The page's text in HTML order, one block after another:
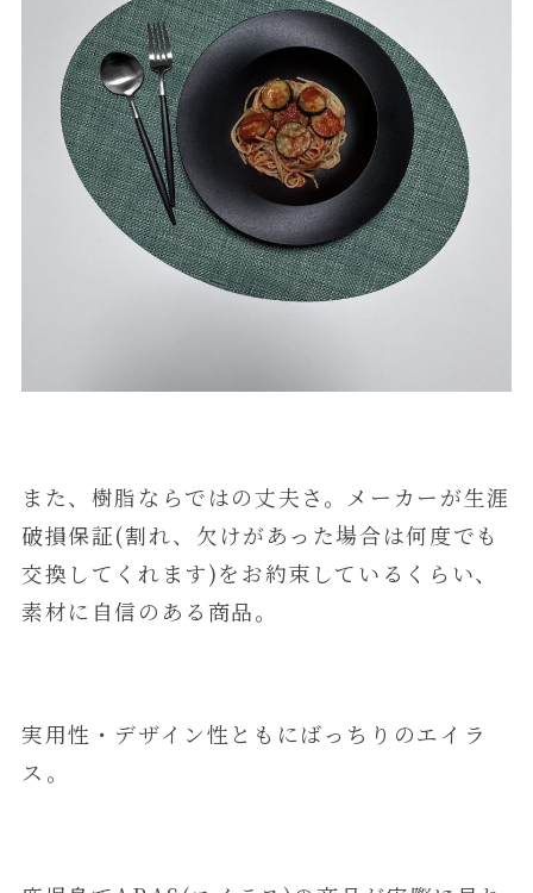
また、樹脂ならではの丈夫さ。メーカーが生涯
破損保証(割れ、欠けがあった場合は何度でも
交換してくれます)をお約束しているくらい、
素材に自信のある商品。
実用性・デザイン性ともにばっちりのエイラ
ス。